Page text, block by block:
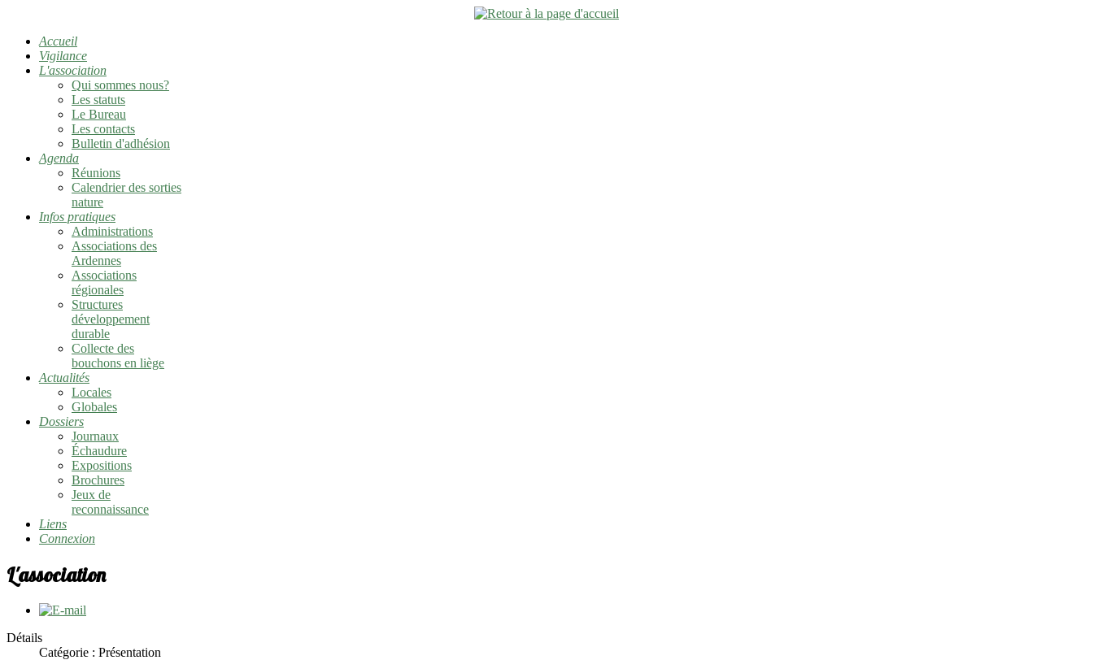
Accueil
Vigilance
L'association
Qui sommes nous?
Les statuts
Le Bureau
Les contacts
Bulletin d'adhésion
Agenda
Réunions
Calendrier des sorties
nature
Infos pratiques
Administrations
Associations des
Ardennes
Associations
régionales
Structures
développement
durable
Collecte des
bouchons en liège
Actualités
Locales
Globales
Dossiers
Journaux
Échaudure
Expositions
Brochures
Jeux de
reconnaissance
Liens
Connexion
L'association
Détails
Catégorie : Présentation